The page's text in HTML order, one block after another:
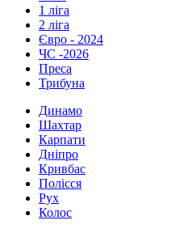
1 ліга
2 ліга
Євро - 2024
ЧС -2026
Преса
Трибуна
Динамо
Шахтар
Карпати
Дніпро
Кривбас
Полісся
Рух
Колос